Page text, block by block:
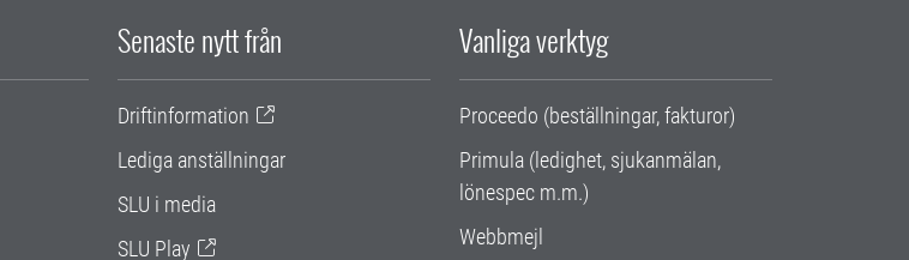
Senaste nytt från
Driftinformation
Lediga anställningar
SLU i media
SLU Play
Vanliga verktyg
Proceedo (beställningar, fakturor)
Primula (ledighet, sjukanmälan,
lönespec m.m.)
Webbmejl